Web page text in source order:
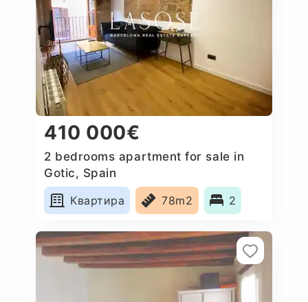
410 000€
2 bedrooms apartment for sale in
Gotic, Spain
Квартира
78m2 2